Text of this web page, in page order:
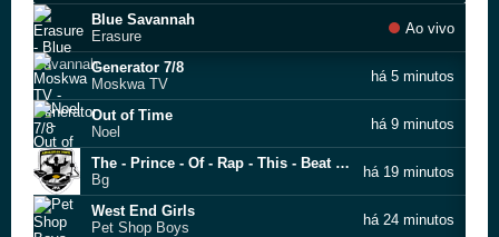
Blue Savannah
Erasure
Ao vivo
Generator 7/8
Moskwa TV
há 5 minutos
Out of Time
Noel
há 9 minutos
The - Prince - Of - Rap - This - Beat - Is - Hot - Retro - Bea
Bg
há 19 minutos
West End Girls
Pet Shop Boys
há 24 minutos